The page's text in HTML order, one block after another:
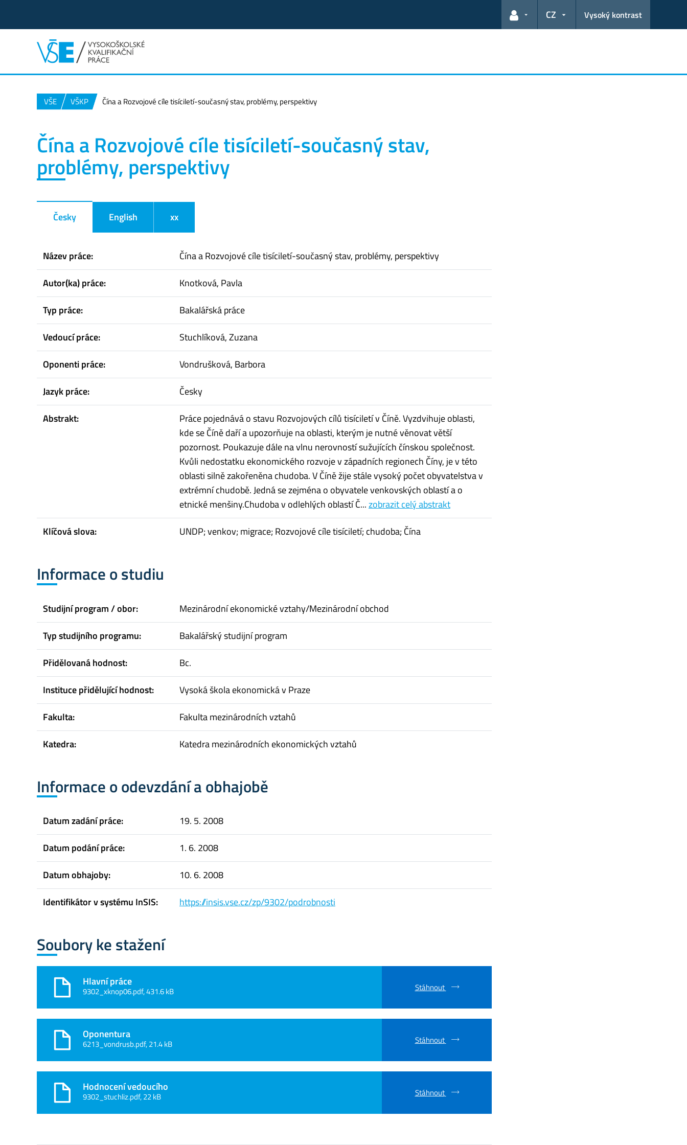
Odkazy pro uživatele
CZ Vysoký kontrast
VŠE VŠKP Čína a Rozvojové cíle tisíciletí-současný stav, problémy, perspektivy
Čína a Rozvojové cíle tisíciletí-současný stav,
problémy, perspektivy
Česky English xx
Název práce:
Čína a Rozvojové cíle tisíciletí-současný stav, problémy, perspektivy
Autor(ka) práce:
Knotková, Pavla
Typ práce:
Bakalářská práce
Vedoucí práce:
Stuchlíková, Zuzana
Oponenti práce:
Vondrušková, Barbora
Jazyk práce:
Česky
Abstrakt:
Práce pojednává o stavu Rozvojových cílů tisíciletí v Číně. Vyzdvihuje oblasti,
kde se Číně daří a upozorňuje na oblasti, kterým je nutné věnovat větší
pozornost. Poukazuje dále na vlnu nerovností sužujících čínskou společnost.
Kvůli nedostatku ekonomického rozvoje v západních regionech Číny, je v této
oblasti silně zakořeněna chudoba. V Číně žije stále vysoký počet obyvatelstva v
extrémní chudobě. Jedná se zejména o obyvatele venkovských oblastí a o
etnické menšiny.Chudoba v odlehlých oblastí Č...zobrazit celý abstrakt
Klíčová slova:
UNDP; venkov; migrace; Rozvojové cíle tisíciletí; chudoba; Čína
Informace o studiu
Studijní program / obor:
Mezinárodní ekonomické vztahy/Mezinárodní obchod
Typ studijního programu:
Bakalářský studijní program
Přidělovaná hodnost:
Bc.
Instituce přidělující hodnost:
Vysoká škola ekonomická v Praze
Fakulta:
Fakulta mezinárodních vztahů
Katedra:
Katedra mezinárodních ekonomických vztahů
Informace o odevzdání a obhajobě
Datum zadání práce:
19. 5. 2008
Datum podání práce:
1. 6. 2008
Datum obhajoby:
10. 6. 2008
Identifikátor v systému InSIS:
https://insis.vse.cz/zp/9302/podrobnosti
Soubory ke stažení
Hlavní práce
9302_xknop06.pdf, 431.6 kB Stáhnout
Oponentura
6213_vondrusb.pdf, 21.4 kB Stáhnout
Hodnocení vedoucího
9302_stuchliz.pdf, 22 kB Stáhnout